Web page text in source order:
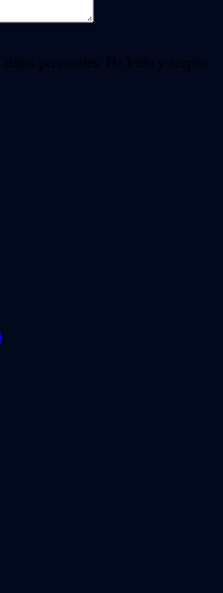
personales. He leído y acepto